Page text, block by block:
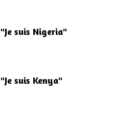
suis Nigeria"
suis Kenya"